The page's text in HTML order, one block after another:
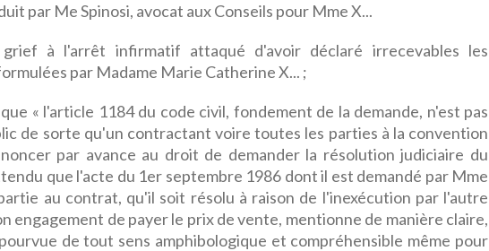
par Me Spinosi, avocat aux Conseils pour Mme X...
à l'arrêt infirmatif attaqué d'avoir déclaré irrecevables les
par Madame Marie Catherine X... ;
« l'article 1184 du code civil, fondement de la demande, n'est pas
de sorte qu'un contractant voire toutes les parties à la convention
par avance au droit de demander la résolution judiciaire du
que l'acte du 1er septembre 1986 dont il est demandé par Mme
au contrat, qu'il soit résolu à raison de l'inexécution par l'autre
engagement de payer le prix de vente, mentionne de manière claire,
de tout sens amphibologique et compréhensible même pour